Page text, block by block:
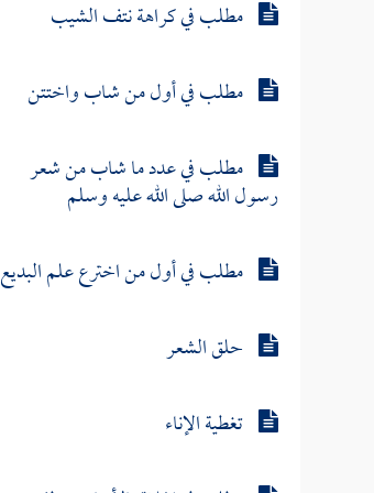
مطلب في كراهة نتف الشيب
مطلب في أول من شاب واختتن
مطلب في عدد ما شاب من شعر
رسول الله صلى الله عليه وسلم
مطلب في أول من اخترع علم البديع
حلق الشعر
تغطية الإناء